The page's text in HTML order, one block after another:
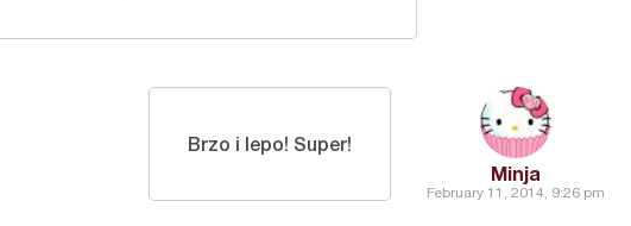
Minja
February 11, 2014, 9:26 pm
Brzo i lepo! Super!